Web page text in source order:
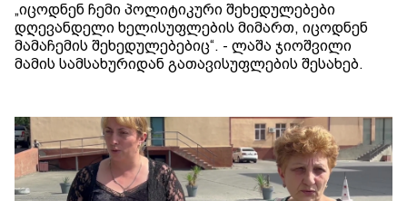
„იცოდნენ ჩემი პოლიტიკური შეხედულებები
დღევანდელი ხელისუფლების მიმართ, იცოდნენ
მამაჩემის შეხედულებებიც“. - ლაშა ჯიოშვილი
მამის სამსახურიდან გათავისუფლების შესახებ.